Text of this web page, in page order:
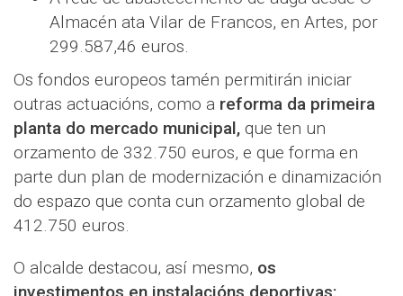
Almacén ata Vilar de Francos, en Artes, por
299.587,46 euros.
Os fondos europeos tamén permitirán iniciar
outras actuacións, como a reforma da primeira
planta do mercado municipal, que ten un
orzamento de 332.750 euros, e que forma en
parte dun plan de modernización e dinamización
do espazo que conta cun orzamento global de
412.750 euros.
O alcalde destacou, así mesmo, os